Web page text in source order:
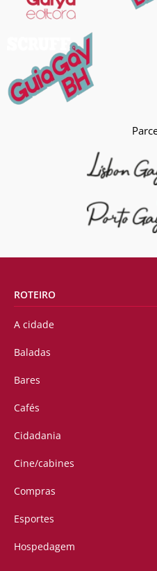
ROTEIRO
A cidade
Baladas
Bares
Cafés
Cidadania
Cine/cabines
Compras
Esportes
Hospedagem